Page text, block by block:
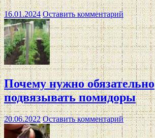
16.01.2024 Оставить комментарий
Почему нужно обязательно
подвязывать помидоры
20.06.2022 Оставить комментарий